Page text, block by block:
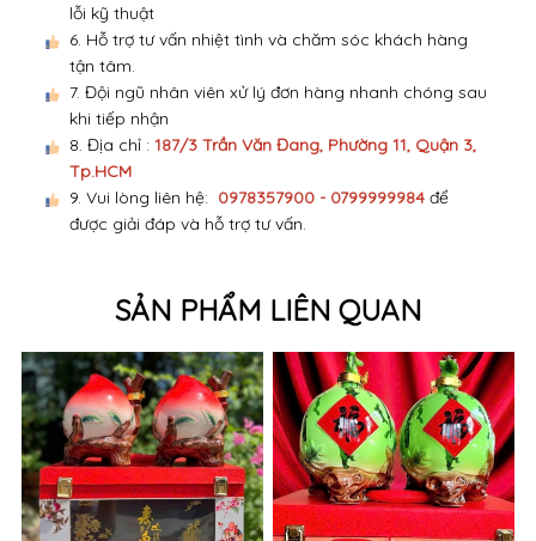
lỗi kỹ thuật
6. Hỗ trợ tư vấn nhiệt tình và chăm sóc khách hàng
tận tâm.
7. Đội ngũ nhân viên xử lý đơn hàng nhanh chóng sau
khi tiếp nhận
8. Địa chỉ : 187/3 Trần Văn Đang, Phường 11, Quận 3,
Tp.HCM
9. Vui lòng liên hệ: 0978357900 - 0799999984 để
được giải đáp và hỗ trợ tư vấn.
SẢN PHẨM LIÊN QUAN